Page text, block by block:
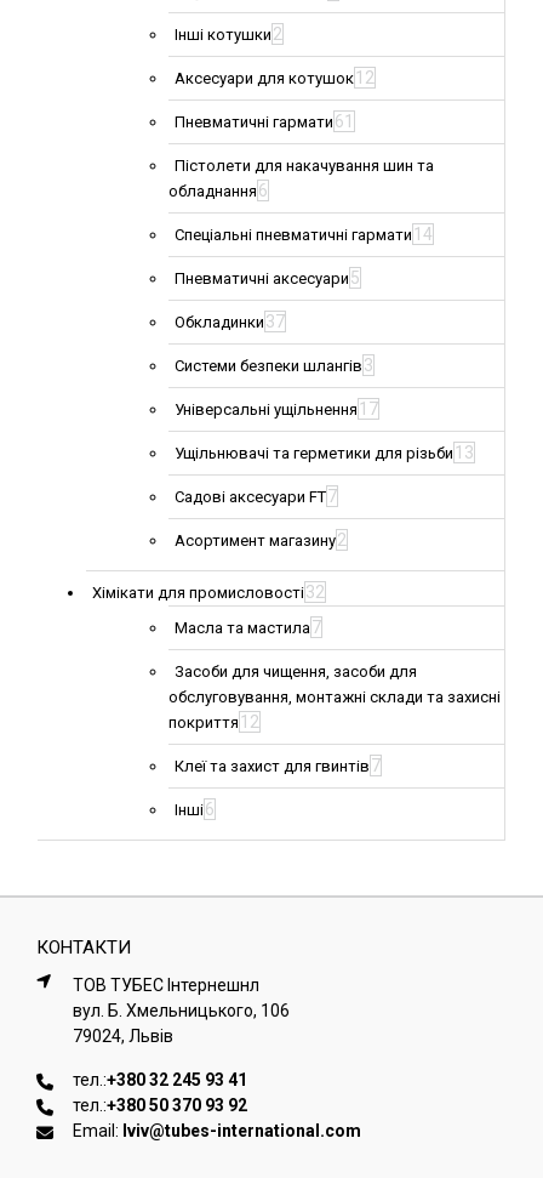
Інші котушки 2
Аксесуари для котушок 12
Пневматичні гармати 61
Пістолети для накачування шин та
обладнання 6
Спеціальні пневматичні гармати 14
Пневматичні аксесуари 5
Обкладинки 37
Системи безпеки шлангів 3
Універсальні ущільнення 17
Ущільнювачі та герметики для різьби 13
Садові аксесуари FT7
Асортимент магазину2
Хімікати для промисловості32
Масла та мастила7
Засоби для чищення, засоби для
обслуговування, монтажні склади та захисні
покриття 12
Клеї та захист для гвинтів 7
Інші6
КОНТАКТИ
ТОВ ТУБЕС Iнтернешнл
вул. Б. Хмельницького, 106
79024, Львiв
тел.:+380 32 245 93 41
тел.:+380 50 370 93 92
Email: lviv@tubes-international.com